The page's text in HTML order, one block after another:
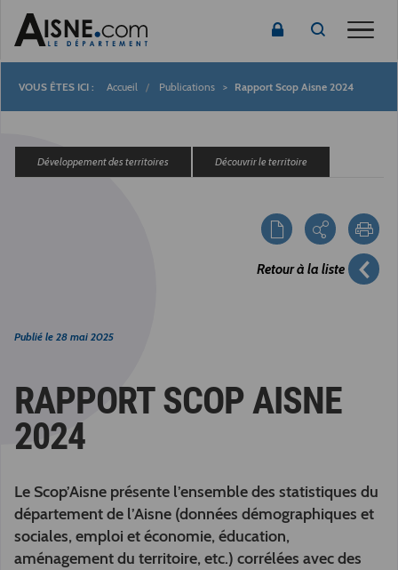
Fil
d'Ariane
Accueil Publications Rapport Scop Aisne 2024
Développement des territoires Découvrir le territoire
Retour à la liste
Publié le 28 mai 2025
RAPPORT SCOP AISNE
2024
Le Scop’Aisne présente l’ensemble des statistiques du
département de l’Aisne (données démographiques et
sociales, emploi et économie, éducation,
aménagement du territoire, etc.) corrélées avec des